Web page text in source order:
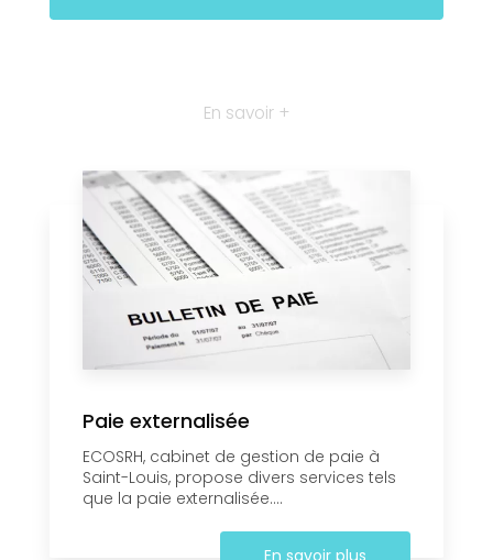
En savoir +
Paie externalisée
ECOSRH, cabinet de gestion de paie à
Saint-Louis, propose divers services tels
que la paie externalisée....